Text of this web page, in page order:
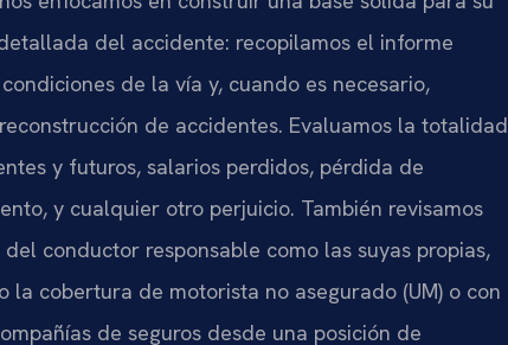
del accidente: recopilamos el informe
de la vía y, cuando es necesario,
de accidentes. Evaluamos la totalidad
y futuros, salarios perdidos, pérdida de
y cualquier otro perjuicio. También revisamos
conductor responsable como las suyas propias,
cobertura de motorista no asegurado (UM) o con
de seguros desde una posición de